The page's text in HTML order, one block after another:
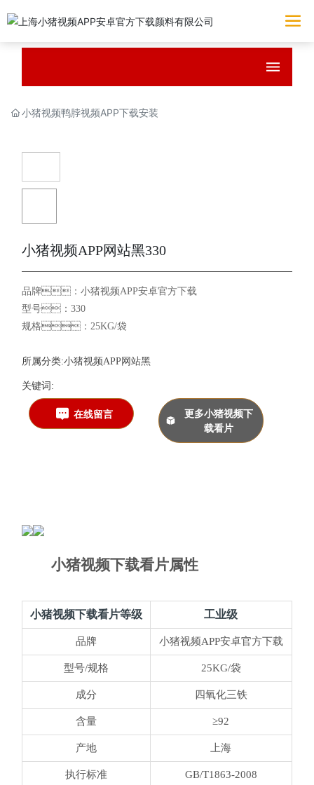
小猪视频鸭脖视频APP下载安装
小猪视频APP网站黑330
品牌：小猪视频APP安卓官方下载
型号：330
规格：25KG/袋
所属分类:小猪视频APP网站黑
关键词:
在线留言
更多小猪视频下
载看片
小猪视频下载看片属性
小猪视频下载看片等级 工业级
品牌 小猪视频APP安卓官方下载
型号/规格 25KG/袋
成分 四氧化三铁
含量 ≥92
产地 上海
执行标准 GB/T1863-2008